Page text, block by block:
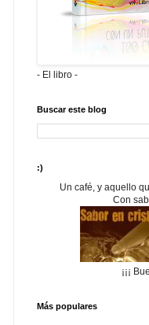
- El libro -
Buscar este blog
:)
Un café, y aquello
Con
¡¡¡
Más populares